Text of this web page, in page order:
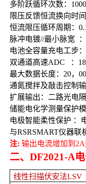
多阶跃循环次数： 1000
限压反馈恒流换向时间
恒流限压循环周期：
脉冲电镀//最小脉宽
电池全容量充电工步
双通道高速ADC ：
最大数据长度： 20，
通氮搅拌及敲击控制
扩展输出：二路光电
储能电化学测量保护
电极智能柔性保护 ：
与RSRSMART仪器联
注: 输出电流增加到 2A
二、 DF2021-A
线性扫描伏安法LSV